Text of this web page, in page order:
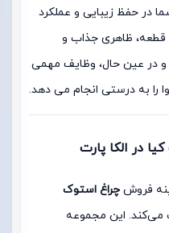
در حفظ زیبایی و عملکرد
ظاهری جذاب و
در عین حال، وظایف مهمی
را به درستی انجام می دهد.
در الکا پارت
فروش چراغ استوک
می‌کند. این مجموعه